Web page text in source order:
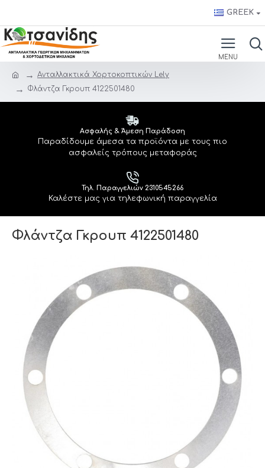
GREEK
Ανταλλακτικά Χορτοκοπτικών Lely
Φλάντζα Γκρουπ 4122501480
Ασφαλής & Άμεση Παράδοση
Παραδίδουμε άμεσα τα προϊόντα με τους πιο
ασφαλείς τρόπους μεταφοράς
Τηλ. Παραγγελιών 2310545266
Καλέστε μας για τηλεφωνική παραγγελία
Φλάντζα Γκρουπ 4122501480